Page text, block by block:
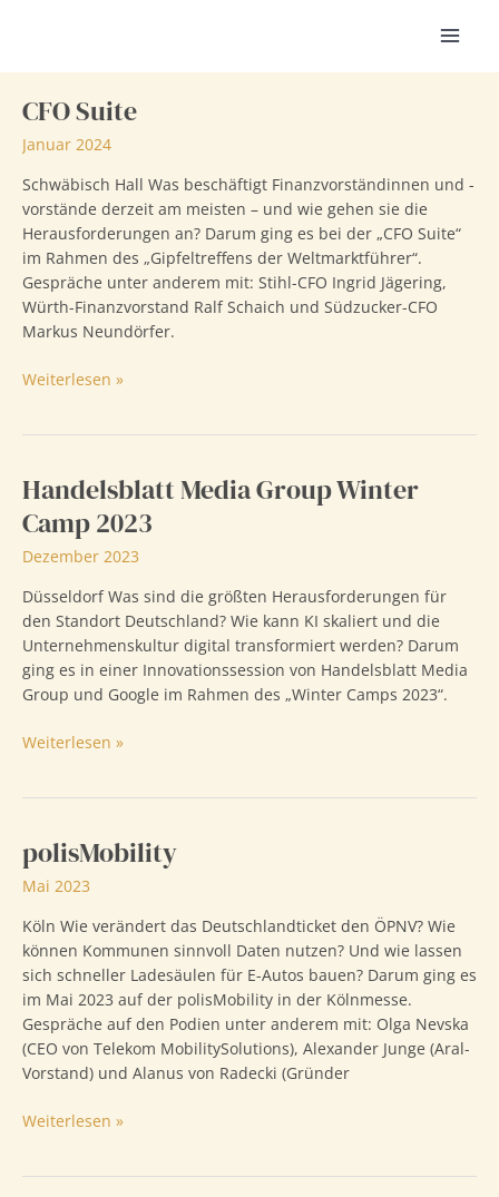
CFO Suite
Januar 2024
Schwäbisch Hall Was beschäftigt Finanzvorständinnen und -
vorstände derzeit am meisten – und wie gehen sie die
Herausforderungen an? Darum ging es bei der „CFO Suite“
im Rahmen des „Gipfeltreffens der Weltmarktführer“.
Gespräche unter anderem mit: Stihl-CFO Ingrid Jägering,
Würth-Finanzvorstand Ralf Schaich und Südzucker-CFO
Markus Neundörfer.
CFO
Weiterlesen »
Handelsblatt Media Group Winter
Camp 2023
Dezember 2023
Düsseldorf Was sind die größten Herausforderungen für
den Standort Deutschland? Wie kann KI skaliert und die
Unternehmenskultur digital transformiert werden? Darum
ging es in einer Innovationssession von Handelsblatt Media
Group und Google im Rahmen des „Winter Camps 2023“.
Handelsblatt
Camp
2023
Weiterlesen »
polisMobility
Mai 2023
Köln Wie verändert das Deutschlandticket den ÖPNV? Wie
können Kommunen sinnvoll Daten nutzen? Und wie lassen
sich schneller Ladesäulen für E-Autos bauen? Darum ging es
im Mai 2023 auf der polisMobility in der Kölnmesse.
Gespräche auf den Podien unter anderem mit: Olga Nevska
(CEO von Telekom MobilitySolutions), Alexander Junge (Aral-
Vorstand) und Alanus von Radecki (Gründer
polisMobility
Weiterlesen »